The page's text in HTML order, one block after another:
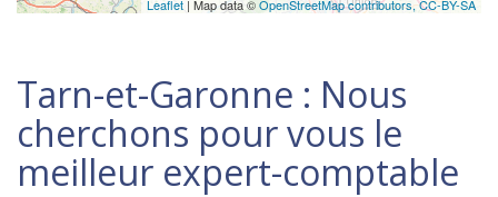
Leaflet | Map data ©OpenStreetMap contributors,CC-BY-SA
Tarn-et-Garonne : Nous
cherchons pour vous le
meilleur expert-comptable